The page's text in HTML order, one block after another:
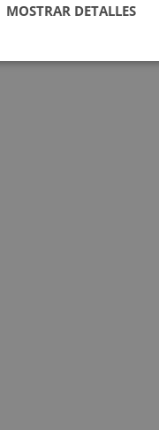
MOSTRAR DETALLES